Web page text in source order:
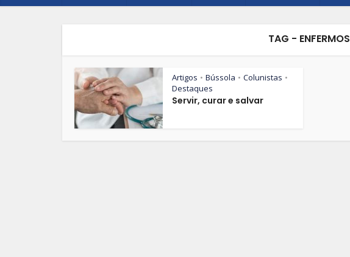
TAG - ENFERMOS
Artigos • Bússola • Colunistas •
Destaques
Servir, curar e salvar